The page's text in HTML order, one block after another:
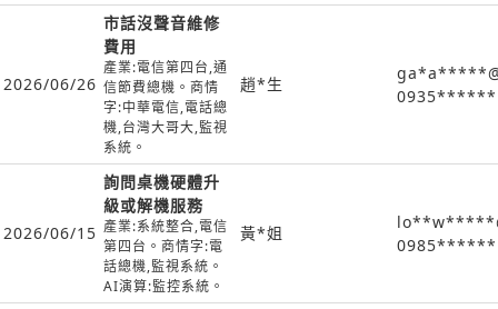
2026/06/26
市話沒聲音維修
費用
產業:電信第四台,通
信節費總機。商情
字:中華電信,電話總
機,台灣大哥大,監視
系統。
趙*生
0935******
2026/06/15
詢問桌機硬體升
級或解機服務
產業:系統整合,電信
第四台。商情字:電
話總機,監視系統。
AI演算:監控系統。
黃*姐
0985******